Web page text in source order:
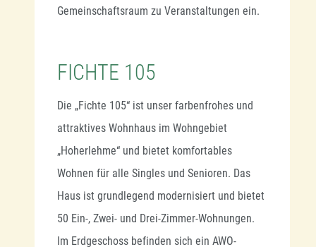
Gemeinschaftsraum zu Veranstaltungen ein.
FICHTE 105
Die „Fichte 105“ ist unser farbenfrohes und
attraktives Wohnhaus im Wohngebiet
„Hoherlehme“ und bietet komfortables
Wohnen für alle Singles und Senioren. Das
Haus ist grundlegend modernisiert und bietet
50 Ein-, Zwei- und Drei-Zimmer-Wohnungen.
Im Erdgeschoss befinden sich ein AWO-